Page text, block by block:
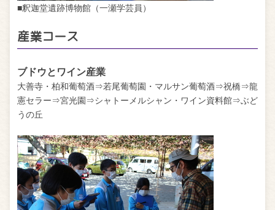
■釈迦堂遺跡博物館（一瀬学芸員）
産業コース
ブドウとワイン産業
大善寺・柏和葡萄酒⇒若尾葡萄園・マルサン葡萄酒⇒祝橋⇒龍
憲セラー⇒宮光園⇒シャトーメルシャン・ワイン資料館⇒ぶど
うの丘